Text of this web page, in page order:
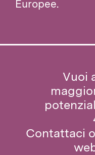
Europee.
Vuoi
Contattaci